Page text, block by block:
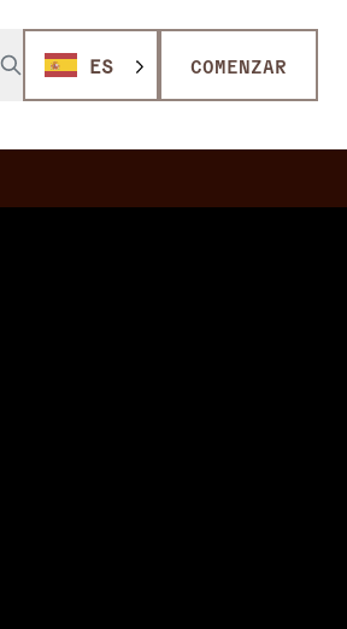
ES COMENZAR